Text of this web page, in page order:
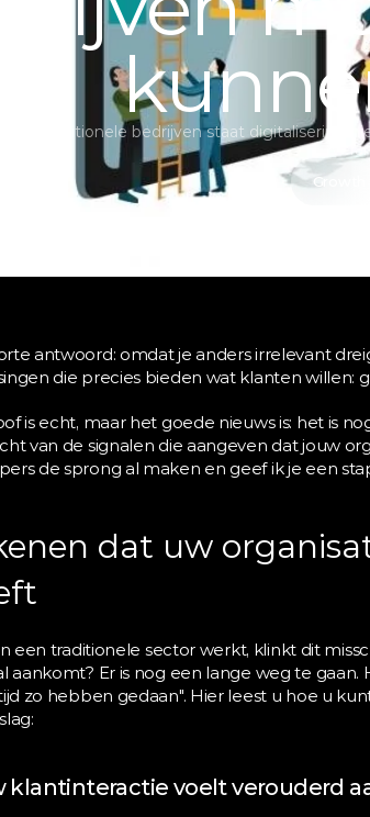
Voor traditionele bedrijven staat digitalisering
Growth
antwoord: omdat je anders irrelevant
die precies bieden wat klanten willen:
is echt, maar het goede nieuws is: het is
van de signalen die aangeven dat jouw
de sprong al maken en geef ik je een
dat uw
een traditionele sector werkt, klinkt dit
aankomt? Er is nog een lange weg te
zo hebben gedaan". Hier leest u hoe u
klantinteractie voelt verouderd